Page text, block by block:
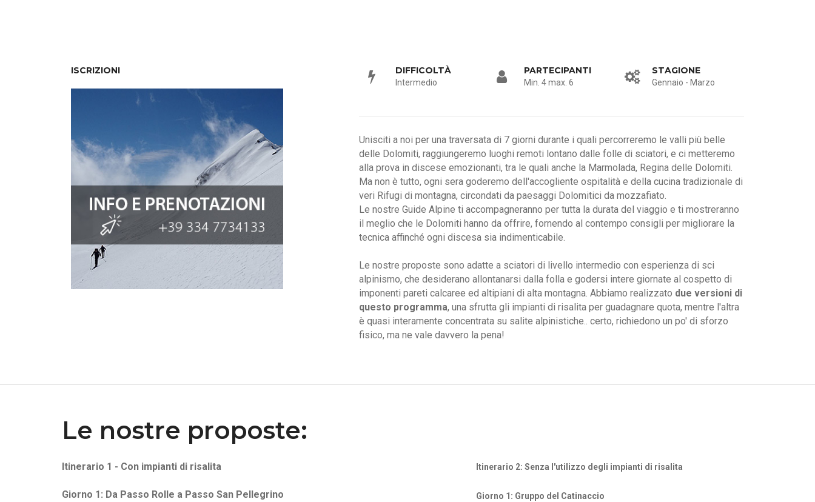
ISCRIZIONI DIFFICOLTÀ
Intermedio
PARTECIPANTI
Min. 4 max. 6
STAGIONE
Gennaio - Marzo
Unisciti a noi per una traversata di 7 giorni durante i quali percorreremo le valli più belle
delle Dolomiti, raggiungeremo luoghi remoti lontano dalle folle di sciatori, e ci metteremo
alla prova in discese emozionanti, tra le quali anche la Marmolada, Regina delle Dolomiti.
Ma non è tutto, ogni sera goderemo dell'accogliente ospitalità e della cucina tradizionale di
veri Rifugi di montagna, circondati da paesaggi Dolomitici da mozzafiato.
Le nostre Guide Alpine ti accompagneranno per tutta la durata del viaggio e ti mostreranno
il meglio che le Dolomiti hanno da offrire, fornendo al contempo consigli per migliorare la
tecnica affinché ogni discesa sia indimenticabile.
Le nostre proposte sono adatte a sciatori di livello intermedio con esperienza di sci
alpinismo, che desiderano allontanarsi dalla folla e godersi intere giornate al cospetto di
imponenti pareti calcaree ed altipiani di alta montagna. Abbiamo realizzato due versioni di
questo programma, una sfrutta gli impianti di risalita per guadagnare quota, mentre l'altra
è quasi interamente concentrata su salite alpinistiche.. certo, richiedono un po' di sforzo
fisico, ma ne vale davvero la pena!
Le nostre proposte:
Itinerario 1 - Con impianti di risalita
Giorno 1: Da Passo Rolle a Passo San Pellegrino
Itinerario 2: Senza l'utilizzo degli impianti di risalita
Giorno 1: Gruppo del Catinaccio